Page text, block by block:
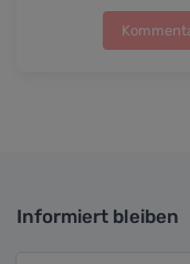
Informiert bleiben